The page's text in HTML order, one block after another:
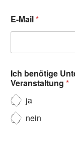
E-Mail*
Ich benötige
Veranstaltung *
ja
nein